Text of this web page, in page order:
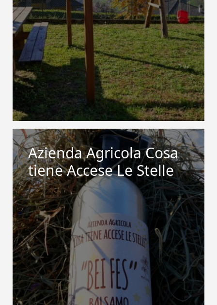
Azienda Agricola Cosa
tiene Accese Le Stelle